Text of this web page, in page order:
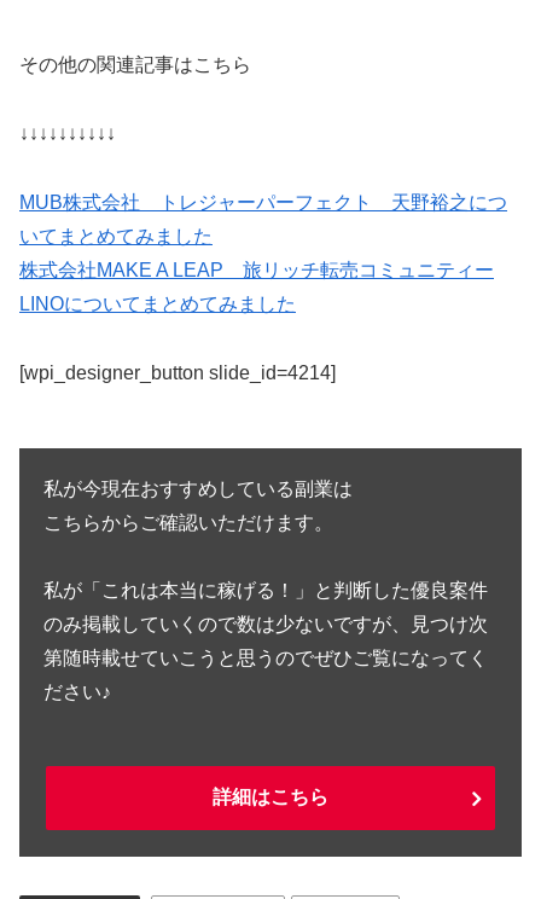
その他の関連記事はこちら
↓↓↓↓↓↓↓↓↓↓
MUB株式会社 トレジャーパーフェクト 天野裕之につ
いてまとめてみました
株式会社MAKE A LEAP 旅リッチ転売コミュニティー
LINOについてまとめてみました
[wpi_designer_button slide_id=4214]
私が今現在おすすめしている副業は
こちらからご確認いただけます。
私が「これは本当に稼げる！」と判断した優良案件
のみ掲載していくので数は少ないですが、見つけ次
第随時載せていこうと思うのでぜひご覧になってく
ださい♪
詳細はこちら